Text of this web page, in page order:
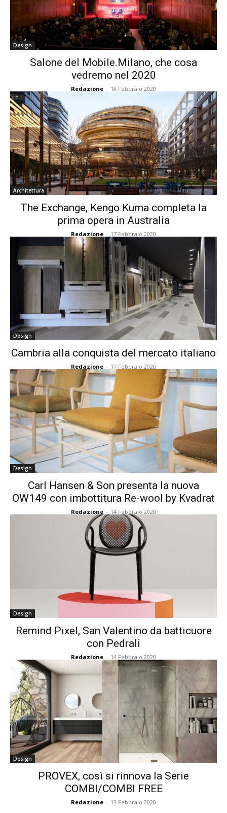
Design
Salone del Mobile.Milano, che cosa
vedremo nel 2020
Redazione - 18 Febbraio 2020
Architettura
The Exchange, Kengo Kuma completa la
prima opera in Australia
Redazione - 17 Febbraio 2020
Design
Cambria alla conquista del mercato italiano
Redazione - 17 Febbraio 2020
Design
Carl Hansen & Son presenta la nuova
OW149 con imbottitura Re-wool by Kvadrat
Redazione - 14 Febbraio 2020
Design
Remind Pixel, San Valentino da batticuore
con Pedrali
Redazione - 14 Febbraio 2020
Design
PROVEX, così si rinnova la Serie
COMBI/COMBI FREE
Redazione - 13 Febbraio 2020